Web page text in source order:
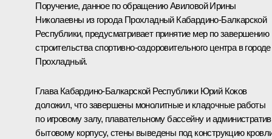
Поручение, данное по обращению Авиловой Ирины
Николаевны из города Прохладный Кабардино-Балкарской
Республики, предусматривает принятие мер по завершению
строительства спортивно-оздоровительного центра в городе
Прохладный.
Глава Кабардино-Балкарской Республики Юрий Коков
доложил, что завершены монолитные и кладочные работы
по игровому залу, плавательному бассейну и
бытовому корпусу, стены выведены под конструкцию